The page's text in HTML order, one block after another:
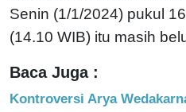
Senin (1/1/2024) pukul
(14.10 WIB) itu masih
Baca Juga :
Kontroversi Arya